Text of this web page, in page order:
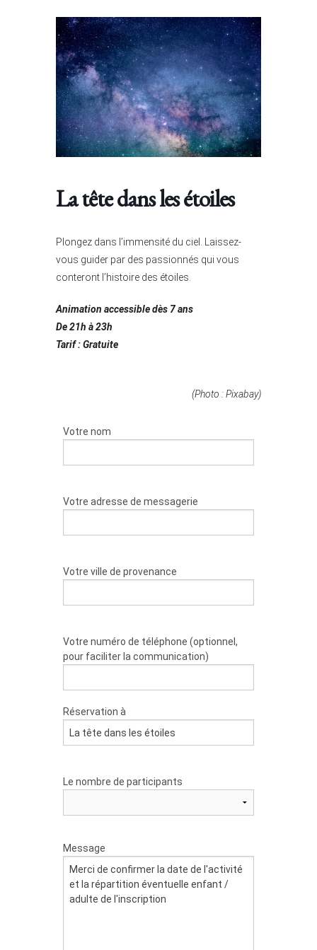
La tête dans les étoiles
Plongez dans l’immensité du ciel. Laissez-
vous guider par des passionnés qui vous
conteront l’histoire des étoiles.
Animation accessible dès 7 ans
De 21h à 23h
Tarif : Gratuite
(Photo : Pixabay)
Votre nom
Votre adresse de messagerie
Votre ville de provenance
Votre numéro de téléphone (optionnel,
pour faciliter la communication)
Réservation à
Le nombre de participants
Message